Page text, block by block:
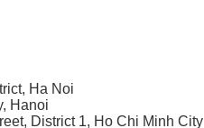
Ha Noi
Hanoi
District 1, Ho Chi Minh City